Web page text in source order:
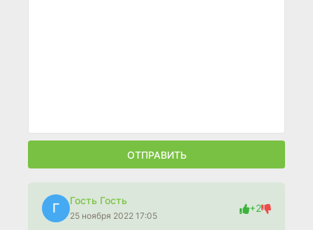
ОТПРАВИТЬ
Г
Гость Гость
25 ноября 2022 17:05
+2